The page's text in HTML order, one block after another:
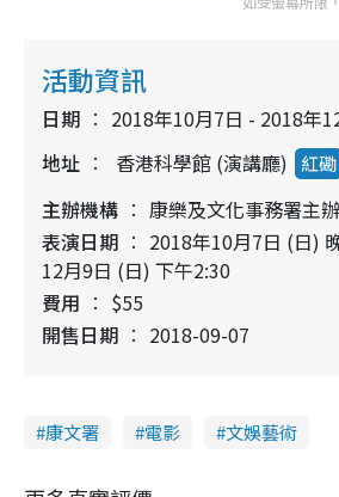
活動資訊
日期
2018年10月7日 - 2018年
地址
香港科學館 (演講廳) 紅磡
主辦機構
康樂及文化事務署主辦
表演日期
2018年10月7日 (日)
12月9日 (日) 下午2:30
費用
$55
開售日期
2018-09-07
康文署 電影 文娛藝術